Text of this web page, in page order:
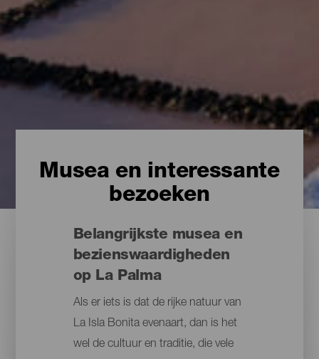
Musea en interessante
bezoeken
Belangrijkste musea en
bezienswaardigheden
op La Palma
Als er iets is dat de rijke natuur van
La Isla Bonita evenaart, dan is het
wel de cultuur en traditie, die vele